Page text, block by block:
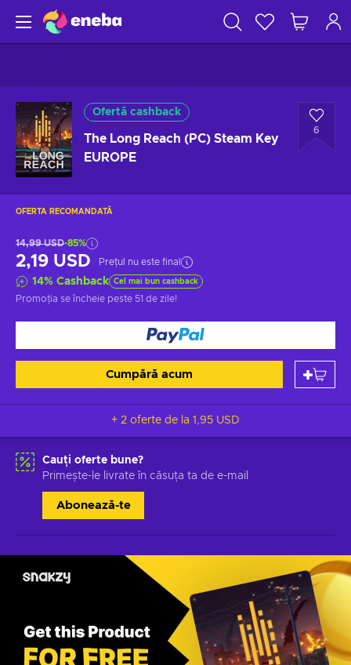
Ofertă cashback
The Long Reach (PC) Steam Key
EUROPE
6
OFERTA RECOMANDATĂ
14,99 USD-85%
2,19 USD Prețul nu este final
14% Cashback Cel mai bun cashback
Promoția se încheie peste 51 de zile!
Cumpără acum
+ 2 oferte de la 1,95 USD
Cauți oferte bune?
Primește-le livrate în căsuța ta de e-mail
Abonează-te